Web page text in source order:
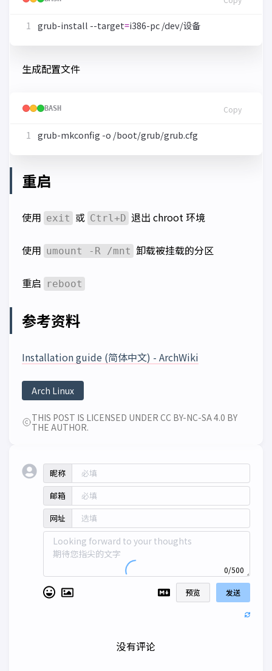
grub-install --target=
生成配置文件
BASH Copy
重启
使用 exit 或 Ctrl+D 退出 chroot 环境
使用 umount -R /mnt 卸载被挂载的分区
重启 reboot
参考资料
Installation guide (简体中文) - ArchWiki
Arch Linux
THIS POST IS LICENSED UNDER CC BY-NC-SA 4.0 BY
THE AUTHOR.
昵称
邮箱
网址
0/500
预览 发送
没有评论